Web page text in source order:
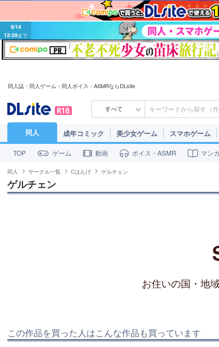
9/14
13:59まで
同人誌・同人ゲーム・同人ボイス・ASMRならDLsite
すべて
同人 成年コミック 美少女ゲーム スマホゲーム
TOP ゲーム 動画 ボイス・ASMR マン
同人 サークル一覧 Cはんげ ゲルチェン
ゲルチェン
お住いの国・地
この作品を買った人はこんな作品も買っています